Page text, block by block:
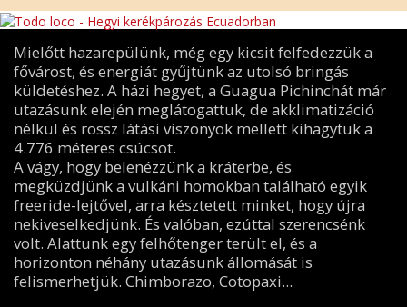
Mielőtt hazarepülünk, még egy kicsit felfedezzük a
fővárost, és energiát gyűjtünk az utolsó bringás
küldetéshez. A házi hegyet, a Guagua Pichinchát már
utazásunk elején meglátogattuk, de akklimatizáció
nélkül és rossz látási viszonyok mellett kihagytuk a
4.776 méteres csúcsot.
A vágy, hogy belenézzünk a kráterbe, és
megküzdjünk a vulkáni homokban található egyik
freeride-lejtővel, arra késztetett minket, hogy újra
nekiveselkedjünk. És valóban, ezúttal szerencsénk
volt. Alattunk egy felhőtenger terült el, és a
horizonton néhány utazásunk állomását is
felismerhetjük. Chimborazo, Cotopaxi...